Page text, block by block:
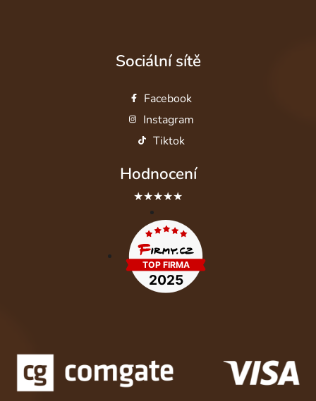
Sociální sítě
Facebook
Instagram
Tiktok
Hodnocení
★★★★★